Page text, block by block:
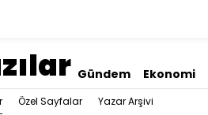
Gündem Ekonomi
Özel Sayfalar Yazar Arşivi